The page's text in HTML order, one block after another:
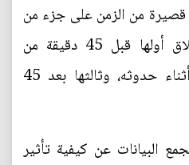
من الزمن على جزء من
الكوكب، وتعتزم ناسا إطلاق أولها قبل 45 دقيقة من
حدوث الكسوف، وثانيها أثناء حدوثه، وثالثها بعد 45
البيانات عن كيفية تأثير